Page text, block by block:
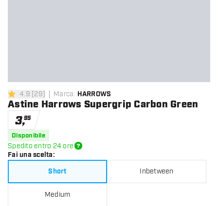
4.9 stelle di valutazione
4.9 [29] Marca: HARROWS
Astine Harrows Supergrip Carbon Green
3,95
Disponibile
Spedito entro 24 ore
Fai una scelta:
Short
Inbetween
Medium